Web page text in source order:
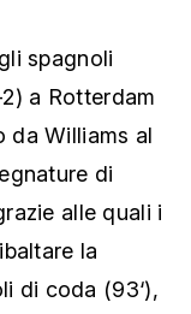
spagnoli
a Rotterdam
da Williams al
di
alle quali i
la
di coda (93‘),